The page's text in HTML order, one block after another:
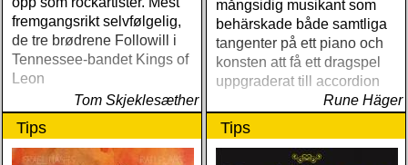
fremgangsrikt selvfølgelig,
de tre brødrene Followill i
Tennessee-bandet Kings of
Leon
Tom Skjeklesæther
mångsidig musikant som
behärskade både samtliga
tangenter på ett piano och
konsten att få ett dragspel
uppgraderat till accordion
Rune Häger
Tips Tips